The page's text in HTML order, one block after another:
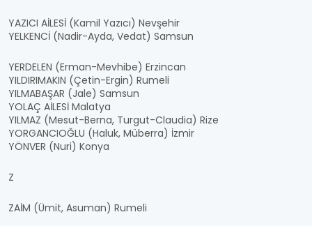
YAZICI AİLESİ (Kamil Yazıcı) Nevşehir
YELKENCİ (Nadir-Ayda, Vedat) Samsun
YERDELEN (Erman-Mevhibe) Erzincan
YILDIRIMAKIN (Çetin-Ergin) Rumeli
YILMABAŞAR (Jale) Samsun
YOLAÇ AİLESİ Malatya
YILMAZ (Mesut-Berna, Turgut-Claudia) Rize
YORGANCIOĞLU (Haluk, Müberra) İzmir
YÖNVER (Nuri) Konya
Z
ZAİM (Ümit, Asuman) Rumeli